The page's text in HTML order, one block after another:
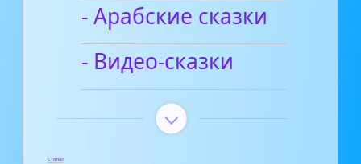
- Арабские сказки
- Видео-сказки
Статьи